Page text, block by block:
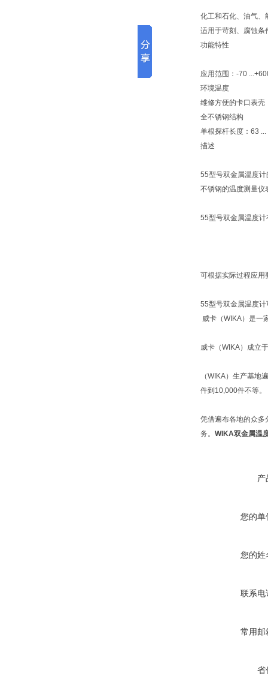
化工和石化、油气、
适用于苛刻、腐蚀条
功能特性
应用范围：-70
环境温度
维修方便的卡口表壳
全不锈钢结构
单根探杆长度：63
描述
55型号双金属温度
不锈钢的温度测量仪
55型号双金属温度
可根据实际过程应用
55型号双金属温度
威卡（WIKA）是一
威卡（WIKA）成立
（WIKA）生产基
件到10,000件不等。
凭借遍布各地的众多
务。 WIKA双金属温
产
您的单
您的姓
联系电
常用邮
省